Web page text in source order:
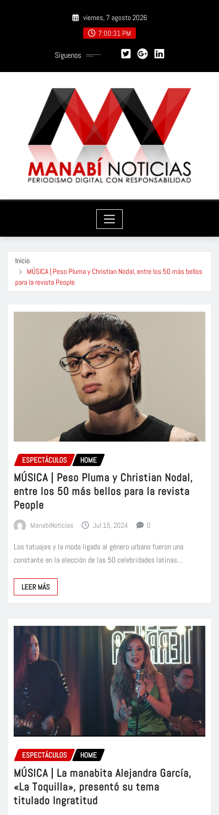
viernes, 7 agosto 2026
7:00:32 PM
Síguenos
Inicio
MÚSICA | Peso Pluma y Christian Nodal, entre los 50 más bellos
para la revista People
ESPECTÁCULOS HOME
MÚSICA | Peso Pluma y Christian Nodal,
entre los 50 más bellos para la revista
People
ManabiNoticias Jul 15, 2024 0
Los tatuajes y la moda ligada al género urbano fueron una
constante en la elección de las 50 celebridades latinas…
LEER MÁS
ESPECTÁCULOS HOME
MÚSICA | La manabita Alejandra García,
«La Toquilla», presentó su tema
titulado Ingratitud